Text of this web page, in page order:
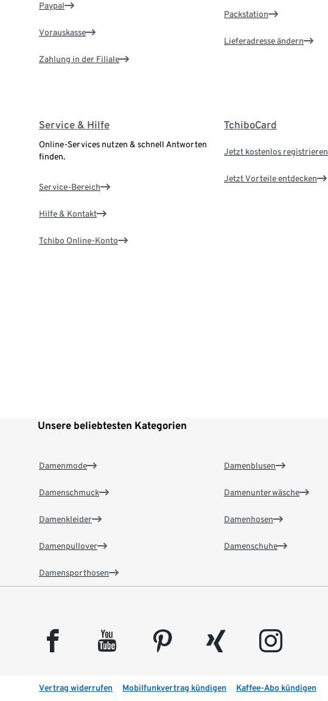
Paypal
Vorauskasse
Zahlung in der Filiale
Packstation
Lieferadresse ändern
Service & Hilfe
Online-Services nutzen & schnell Antworten
finden.
Service-Bereich
Hilfe & Kontakt
Tchibo Online-Konto
TchiboCard
Jetzt kostenlos registrieren
Jetzt Vorteile entdecken
Unsere beliebtesten Kategorien
Damenmode
Damenschmuck
Damenkleider
Damenpullover
Damensporthosen
Damenblusen
Damenunterwäsche
Damenhosen
Damenschuhe
facebook youtube pinterest xing instagram
Vertrag widerrufen Mobilfunkvertrag kündigen Kaffee-Abo kündigen